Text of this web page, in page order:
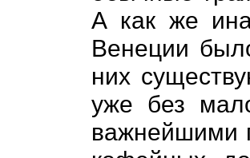
А как же
Венеции
них
уже без
важнейшими